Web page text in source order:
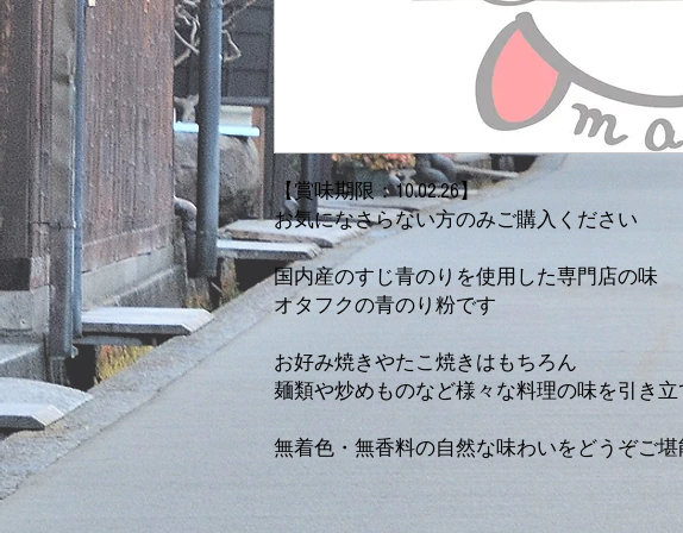
【賞味期限：10.02.26】
お気になさらない方のみご購入ください
国内産のすじ青のりを使用した専門店の味
オタフクの青のり粉です
お好み焼きやたこ焼きはもちろん
麺類や炒めものなど様々な料理の味を引き立
無着色・無香料の自然な味わいをどうぞご